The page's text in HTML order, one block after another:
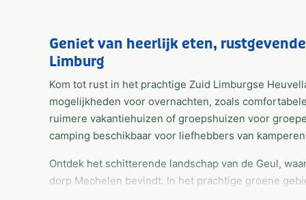
Geniet van heerlijk eten,
Limburg
Kom tot rust in het prachtige Zuid Limburgse
mogelijkheden voor overnachten, zoals
ruimere vakantiehuizen of groepshuizen voor
camping beschikbaar voor liefhebbers van
Ontdek het schitterende landschap van de Geul,
dorp Mechelen bevindt. In het prachtige groene